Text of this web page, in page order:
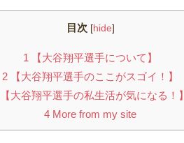
目次 [hide]
1
【大谷翔平選手について】
2 【大谷翔平選手のここがスゴイ！】
【大谷翔平選手の私生活が気になる！】
4 More from my site